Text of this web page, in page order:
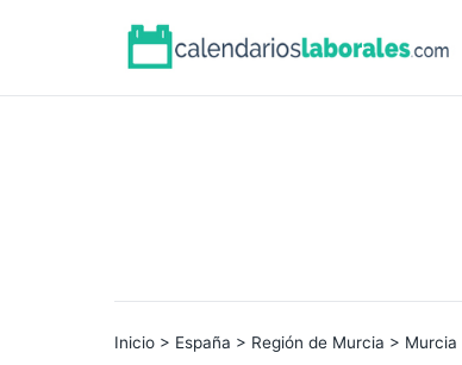
Inicio > España > Región de Murcia > Murcia